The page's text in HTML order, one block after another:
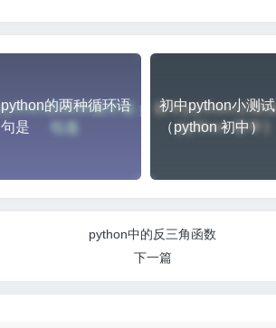
python的两种循环语
句是
初中python小测试
（python 初中）
python中的反三角函数
下一篇